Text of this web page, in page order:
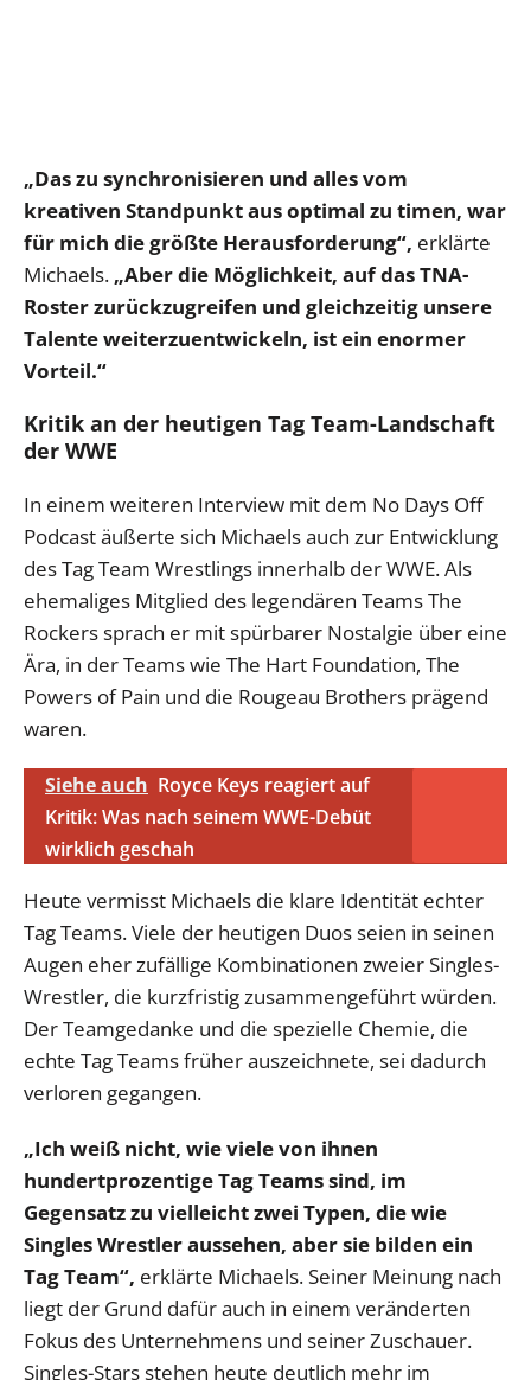
„Das zu synchronisieren und alles vom
kreativen Standpunkt aus optimal zu timen, war
für mich die größte Herausforderung“, erklärte
Michaels. „Aber die Möglichkeit, auf das TNA-
Roster zurückzugreifen und gleichzeitig unsere
Talente weiterzuentwickeln, ist ein enormer
Vorteil.“
Kritik an der heutigen Tag Team-Landschaft
der WWE
In einem weiteren Interview mit dem No Days Off
Podcast äußerte sich Michaels auch zur Entwicklung
des Tag Team Wrestlings innerhalb der WWE. Als
ehemaliges Mitglied des legendären Teams The
Rockers sprach er mit spürbarer Nostalgie über eine
Ära, in der Teams wie The Hart Foundation, The
Powers of Pain und die Rougeau Brothers prägend
waren.
Siehe auch Royce Keys reagiert auf
Kritik: Was nach seinem WWE-Debüt
wirklich geschah
Heute vermisst Michaels die klare Identität echter
Tag Teams. Viele der heutigen Duos seien in seinen
Augen eher zufällige Kombinationen zweier Singles-
Wrestler, die kurzfristig zusammengeführt würden.
Der Teamgedanke und die spezielle Chemie, die
echte Tag Teams früher auszeichnete, sei dadurch
verloren gegangen.
„Ich weiß nicht, wie viele von ihnen
hundertprozentige Tag Teams sind, im
Gegensatz zu vielleicht zwei Typen, die wie
Singles Wrestler aussehen, aber sie bilden ein
Tag Team“, erklärte Michaels. Seiner Meinung nach
liegt der Grund dafür auch in einem veränderten
Fokus des Unternehmens und seiner Zuschauer.
Singles-Stars stehen heute deutlich mehr im